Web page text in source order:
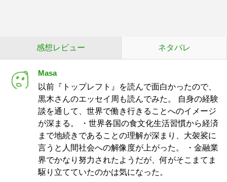
感想レビュー ネタバレ
Masa
以前『トップレフト』を読んで面白かったので、
黒木さんのエッセイ周も読んでみた。 自身の経験
談を通して、世界で働き行きることへのイメージ
が深まる。 ・世界各国の食文化生活習慣から経済
まで地続きであることの理解が深まり、大袈裟に
言うと人間社会への解像度が上がった。 ・金融業
界でかなり努力されたようだが、何がそこまてま
駆り立てていたのかは気になった。